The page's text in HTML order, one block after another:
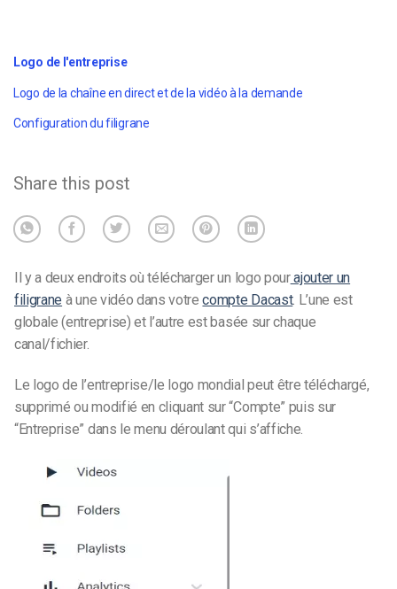
Logo de l'entreprise
Logo de la chaîne en direct et de la vidéo à la demande
Configuration du filigrane
Share this post
Il y a deux endroits où télécharger un logo pourajouter un
filigrane à une vidéo dans votrecompte Dacast. L’une est
globale (entreprise) et l’autre est basée sur chaque
canal/fichier.
Le logo de l’entreprise/le logo mondial peut être téléchargé,
supprimé ou modifié en cliquant sur “Compte” puis sur
“Entreprise” dans le menu déroulant qui s’affiche.